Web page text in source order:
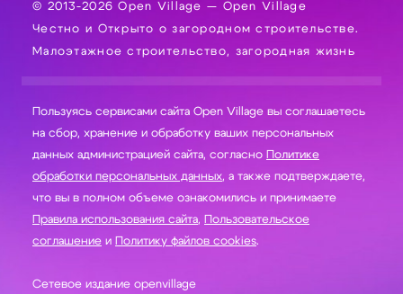
© 2013-2026 Open Village — Open Village
Честно и Открыто о загородном строительстве.
Малоэтажное строительство, загородная жизнь
Пользуясь сервисами сайта Open Village вы соглашаетесь
на сбор, хранение и обработку ваших персональных
данных администрацией сайта, согласно Политике
обработки персональных данных, а также подтверждаете,
что вы в полном объеме ознакомились и принимаете
Правила использования сайта, Пользовательское
соглашение и Политику файлов cookies.
Сетевое издание openvillage